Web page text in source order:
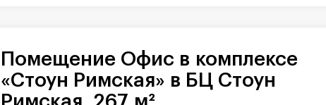
Помещение Офис в комплексе
«Стоун Римская» в БЦ Стоун